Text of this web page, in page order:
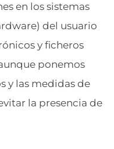
en los sistemas
del usuario
y ficheros
ponemos
y las medidas de
la presencia de